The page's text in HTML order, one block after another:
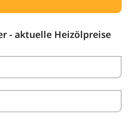
- aktuelle Heizölpreise